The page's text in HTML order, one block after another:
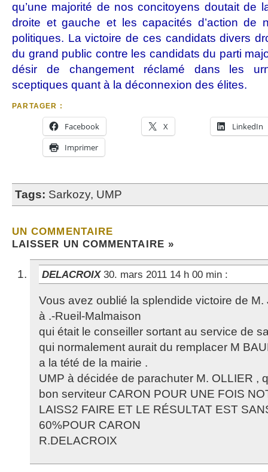
qu’une majorité de nos concitoyens doutait de
droite et gauche et les capacités d’action de
politiques. La victoire de ces candidats divers
du grand public contre les candidats du parti
désir de changement réclamé dans les
sceptiques quant à la déconnexion des élites.
PARTAGER :
Facebook X
LinkedIn
Imprimer
Tags: Sarkozy, UMP
UN COMMENTAIRE
LAISSER UN COMMENTAIRE »
DELACROIX 30. mars 2011 14 h 00 min :
Vous avez oublié la splendide victoire de
à .-Rueil-Malmaison
qui était le conseiller sortant au service de
qui normalement aurait du remplacer M
a la tété de la mairie .
UMP à décidée de parachuter M. OLLIER ,
bon serviteur CARON POUR UNE FOIS
LAISS2 FAIRE ET LE RÉSULTAT EST
60%POUR CARON
R.DELACROIX